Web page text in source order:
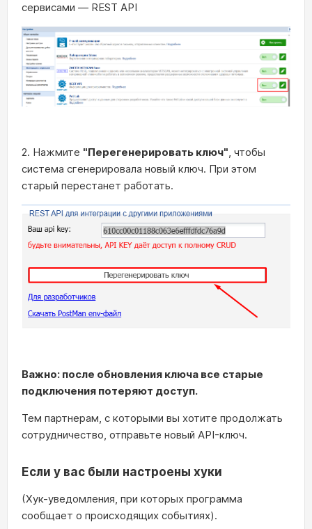
сервисами — REST API
2. Нажмите "Перегенерировать ключ", чтобы
система сгенерировала новый ключ. При этом
старый перестанет работать.
Важно: после обновления ключа все старые
подключения потеряют доступ.
Тем партнерам, с которыми вы хотите продолжать
сотрудничество, отправьте новый API-ключ.
Если у вас были настроены хуки
(Хук-уведомления, при которых программа
сообщает о происходящих событиях).